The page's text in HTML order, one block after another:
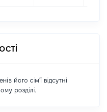
його сім'ї відсутні
розділі.